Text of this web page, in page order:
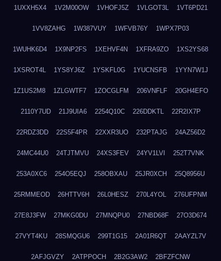
1UXXH5X4 1V2M00OW 1VHOFJ5Z 1VLGOT3L 1VT6PD21
1VV8ZAHG 1W387VUY 1WFVB76Y 1WPX7P03
1WUHK6D4 1X9NP2FS 1XEHVF4N 1XFRA9ZO 1XS2YS68
1XSROT4L 1YS8YJ6Z 1YSKFL0G 1YUCNSFB 1YYN7W1J
1Z1US2M8 1ZLGWTF7 1ZOCGLFM 206VNFLF 20GH4EFO
2110Y7UD 21J9UIA6 2254Q10C 226DDKTL 22R2IX7P
22RDZ3DD 22S5F4PR 22XXR3UO 232PTAJG 24AZ56D2
24MC44U0 24TJTMVU 24XS3FEV 24YV1LVI 252T7VNK
253A0XC6 254O5EQJ 258OBXAU 25JR0XCH 25Q8956U
25RMMEOD 26HTTV6H 26L0HESZ 270L4YOL 276UFPNM
27E8J3FW 27MKG0DU 27MNQPU0 27NBD68F 27O3D674
27VYT4KU 28SMQGU6 299T1G15 2A01R6QT 2AAYZL7V
2AFJGVZY 2ATPPOCH 2B2G3AW2 2BFZFCNW